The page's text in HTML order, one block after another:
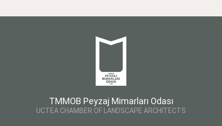
TMMOB Peyzaj Mimarları Odası
UCTEA CHAMBER OF LANDSCAPE ARCHITECTS